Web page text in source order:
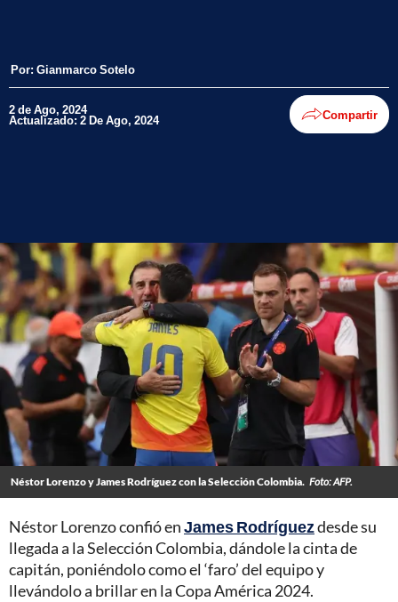
Por: Gianmarco Sotelo
2 de Ago, 2024
Actualizado: 2 De Ago, 2024 Compartir
Néstor Lorenzo y James Rodríguez con la Selección Colombia. Foto: AFP.
Néstor Lorenzo confió enJames Rodríguezdesde su
llegada a la Selección Colombia, dándole la cinta de
capitán, poniéndolo como el ‘faro’ del equipo y
llevándolo a brillar en la Copa América 2024.